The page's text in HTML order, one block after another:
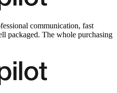
communication, fast
packaged. The whole purchasing